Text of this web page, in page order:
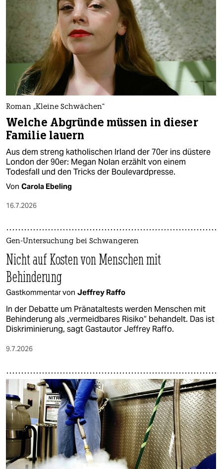
Roman „Kleine Schwächen“
Welche Abgründe müssen in dieser
Familie lauern
Aus dem streng katholischen Irland der 70er ins düstere
London der 90er: Megan Nolan erzählt von einem
Todesfall und den Tricks der Boulevardpresse.
Von Carola Ebeling
16.7.2026
Gen-Untersuchung bei Schwangeren
Nicht auf Kosten von Menschen mit
Behinderung
Gastkommentar von Jeffrey Raffo
In der Debatte um Pränataltests werden Menschen mit
Behinderung als „vermeidbares Risiko“ behandelt. Das ist
Diskriminierung, sagt Gastautor Jeffrey Raffo.
9.7.2026